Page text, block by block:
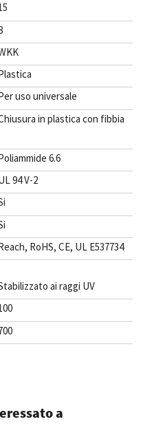
uso universale
in plastica con fibbia
6.6
94 V-2
RoHS, CE, UL E537734
ai raggi UV
a